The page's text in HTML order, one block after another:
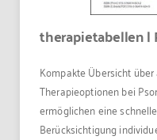
therapietabellen |
Kompakte Übersicht
Therapieoptionen bei
ermöglichen eine
Berücksichtigung